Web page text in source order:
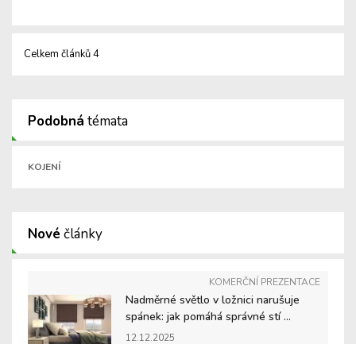
Celkem článků 4
Podobná témata
KOJENÍ
Nové články
KOMERČNÍ PREZENTACE
Nadměrné světlo v ložnici narušuje
spánek: jak pomáhá správné stí ...
12.12.2025